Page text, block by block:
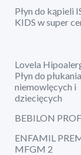
Płyn do kąpieli
KIDS w super
Lovela
Płyn do
niemowlęcych i
dziecięcych
BEBILON
ENFAMIL
MFGM 2